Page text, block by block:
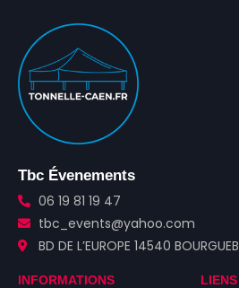
Tbc Évenements
06 19 81 19 47
tbc_events@yahoo.com
BD DE L’EUROPE 14540
INFORMATIONS